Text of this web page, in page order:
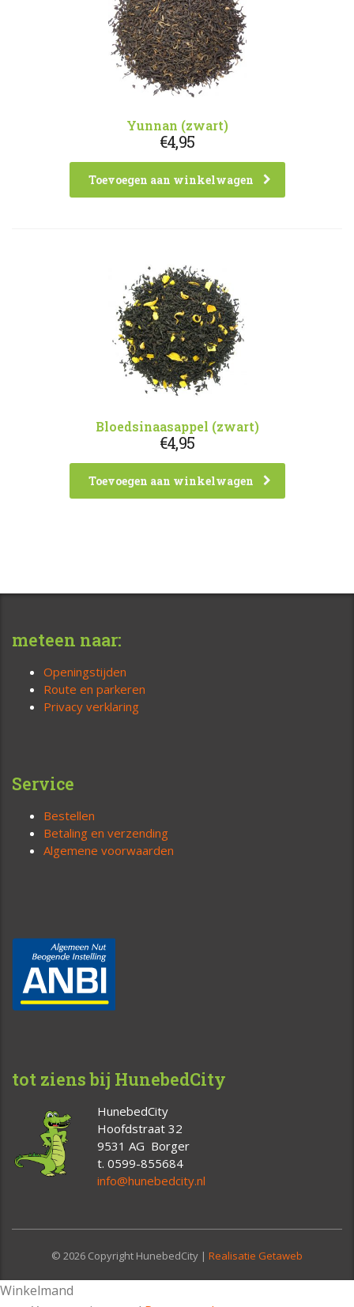
Yunnan (zwart)
€4,95
Toevoegen aan winkelwagen
Bloedsinaasappel (zwart)
€4,95
Toevoegen aan winkelwagen
meteen naar:
Openingstijden
Route en parkeren
Privacy verklaring
Service
Bestellen
Betaling en verzending
Algemene voorwaarden
tot ziens bij HunebedCity
HunebedCity
Hoofdstraat 32
9531 AG Borger
t. 0599-855684
info@hunebedcity.nl
© 2026 Copyright HunebedCity | Realisatie Getaweb
Winkelmand